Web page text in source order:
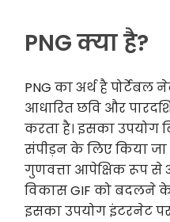
PNG क्या है?
PNG का अर्थ है पोर्टेबल
आधारित छवि और
करता है। इसका उपयोग
संपीड़न के लिए किया
गुणवत्ता आपेक्षिक रूप से
विकास GIF को बदलने
इसका उपयोग इंटरनेट